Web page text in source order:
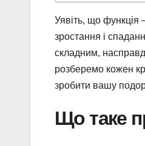
Уявіть, що функція
зростання і
складним,
розберемо кожен
зробити вашу
Що таке